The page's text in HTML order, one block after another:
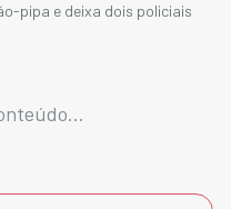
pipa e deixa dois policiais